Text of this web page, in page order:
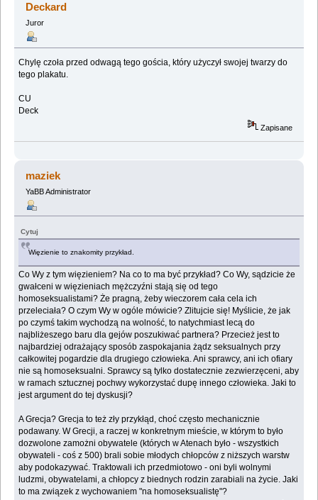
Deckard
Juror
Chylę czoła przed odwagą tego gościa, który użyczył swojej twarzy do
tego plakatu.
CU
Deck
Zapisane
maziek
YaBB Administrator
Cytuj
Więzienie to znakomity przykład.
Co Wy z tym więzieniem? Na co to ma być przykład? Co Wy, sądzicie że
gwałceni w więzieniach mężczyźni stają się od tego
homoseksualistami? Że pragną, żeby wieczorem cała cela ich
przeleciała? O czym Wy w ogóle mówicie? Zlitujcie się! Myślicie, że jak
po czymś takim wychodzą na wolność, to natychmiast lecą do
najbliżeszego baru dla gejów poszukiwać partnera? Przecież jest to
najbardziej odrażający sposób zaspokajania żądz seksualnych przy
całkowitej pogardzie dla drugiego człowieka. Ani sprawcy, ani ich ofiary
nie są homoseksualni. Sprawcy są tylko dostatecznie zezwierzęceni, aby
w ramach sztucznej pochwy wykorzystać dupę innego człowieka. Jaki to
jest argument do tej dyskusji?
A Grecja? Grecja to też zły przykłąd, choć często mechanicznie
podawany. W Grecji, a raczej w konkretnym mieście, w którym to było
dozwolone zamożni obywatele (których w Atenach było - wszystkich
obywateli - coś z 500) brali sobie młodych chłopców z niższych warstw
aby podokazywać. Traktowali ich przedmiotowo - oni byli wolnymi
ludzmi, obywatelami, a chłopcy z biednych rodzin zarabiali na życie. Jaki
to ma związek z wychowaniem "na homoseksualistę"?